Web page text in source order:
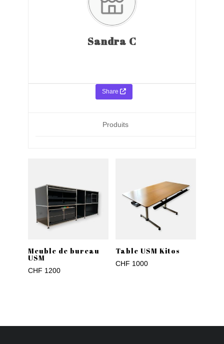
Sandra C
Share
Produits
Meuble de bureau
USM
CHF 1200
Table USM Kitos
CHF 1000